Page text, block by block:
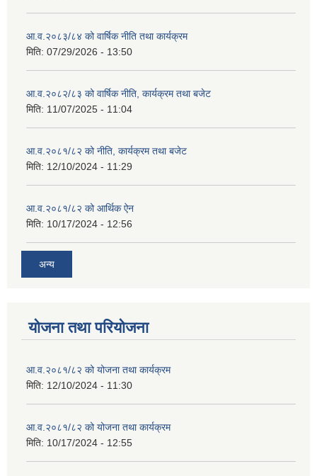
आ.व.२०८३/८४ को वार्षिक नीति तथा कार्यक्रम
मिति: 07/29/2026 - 13:50
आ.व.२०८२/८३ को वार्षिक नीति, कार्यक्रम तथा बजेट
मिति: 11/07/2025 - 11:04
आ.व.२०८१/८२ को नीति, कार्यक्रम तथा बजेट
मिति: 12/10/2024 - 11:29
आ.व.२०८१/८२ को आर्थिक ऐन
मिति: 10/17/2024 - 12:56
अन्य
योजना तथा परियोजना
आ.व.२०८१/८२ को योजना तथा कार्यक्रम
मिति: 12/10/2024 - 11:30
आ.व.२०८१/८२ को योजना तथा कार्यक्रम
मिति: 10/17/2024 - 12:55